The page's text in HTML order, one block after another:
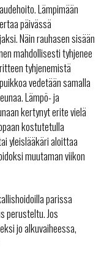
Lämpimään
päivässä
Näin rauhasen sisään
mahdollisesti tyhjenee
tyhjenemistä
vedetään samalla
Lämpö- ja
kertynyt erite vielä
kostutetulla
yleislääkäri aloittaa
muutaman viikon
parissa
perusteltu. Jos
jo alkuvaiheessa,